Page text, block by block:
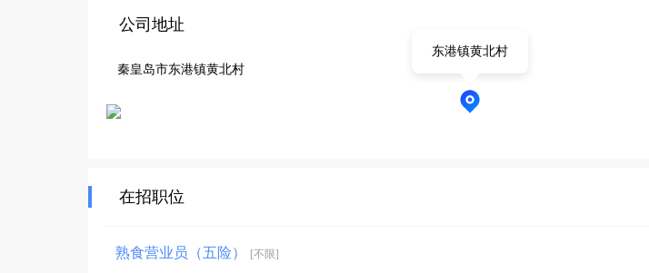
公司地址
秦皇岛市东港镇黄北村
东港镇黄北村
在招职位
熟食营业员（五险） [不限]